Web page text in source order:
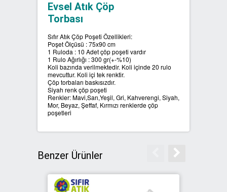
SIFIR ATIK BİLGİLENDİRME
PANOSU
SIFIR ATIK ÇÖP POŞETLERİ
SIFIR ATIK GERİ DÖNÜŞÜM
KUTULARI
Evsel Atık Çöp
Torbası
Sıfır Atık Çöp Poşeti Özellikleri:
Poşet Ölçüsü : 75x90 cm
1 Ruloda : 10 Adet çöp poşeti vardır
1 Rulo Ağırlığı : 300 gr(+-%10)
Koli bazında verilmektedir. Koli içinde 20 rulo
mevcuttur. Koli içi tek renktir.
Çöp torbaları baskısızdır.
Siyah renk çöp poşeti
Renkler: Mavi,Sarı,Yeşil, Gri, Kahverengi, Siyah,
Mor, Beyaz, Şeffaf, Kırmızı renklerde çöp
poşetleri
Benzer Ürünler